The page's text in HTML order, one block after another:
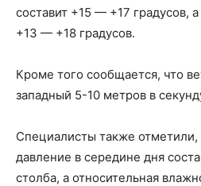
составит +15 — +17 градусов,
+13 — +18 градусов.
Кроме того сообщается, что
западный 5-10 метров в
Специалисты также отметили,
давление в середине дня
столба, а относительная